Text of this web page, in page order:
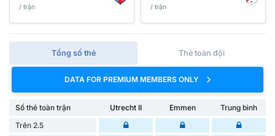
/ trận / trận
Tổng số thẻ Thẻ toàn đội
DATA FOR PREMIUM MEMBERS ONLY
Số thẻ toàn trận Utrecht II Emmen
Trung bình
Trên 2.5